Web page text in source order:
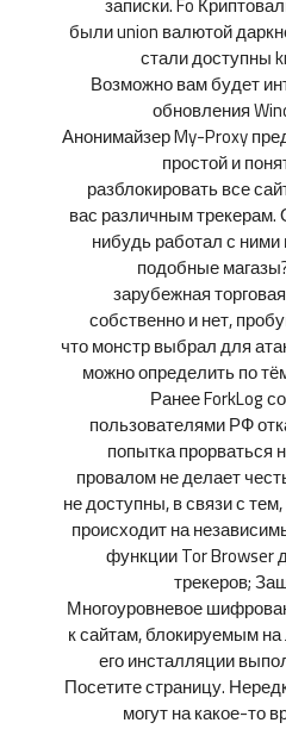
были union валютой
стали доступны
Возможно вам будет
обновления
Анонимайзер My-Proxy
простой и
разблокировать все
вас различным
нибудь работал с
подобные
зарубежная
собственно и нет,
что монстр выбрал для
можно определить по
Ранее ForkLog
пользователями РФ
попытка прорваться
провалом не делает
не доступны, в связи с
происходит на
функции Tor Browser
трекеров;
Многоуровневое
к сайтам, блокируемым
его инсталляции
Посетите страницу.
могут на какое-то